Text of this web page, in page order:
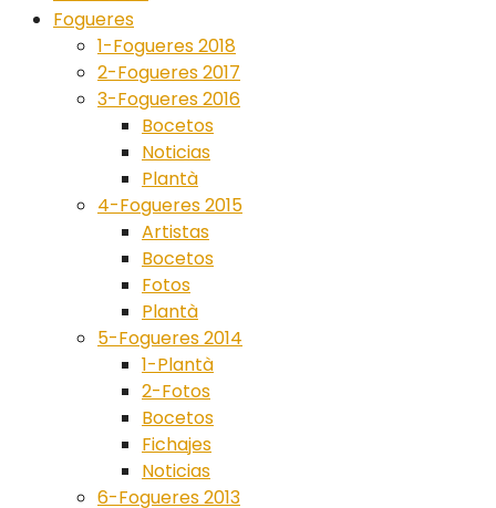
Fogueres
1-Fogueres 2018
2-Fogueres 2017
3-Fogueres 2016
Bocetos
Noticias
Plantà
4-Fogueres 2015
Artistas
Bocetos
Fotos
Plantà
5-Fogueres 2014
1-Plantà
2-Fotos
Bocetos
Fichajes
Noticias
6-Fogueres 2013